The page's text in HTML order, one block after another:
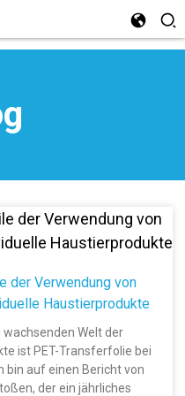
der Verwendung von
Haustierprodukte
wachsenden Welt der
ist PET-Transferfolie bei
bin auf einen Bericht von
der ein jährliches